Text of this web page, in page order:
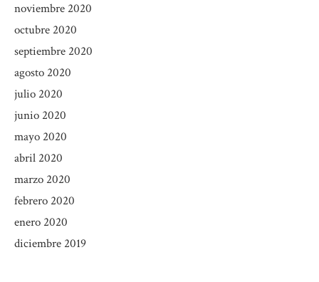
noviembre 2020
octubre 2020
septiembre 2020
agosto 2020
julio 2020
junio 2020
mayo 2020
abril 2020
marzo 2020
febrero 2020
enero 2020
diciembre 2019